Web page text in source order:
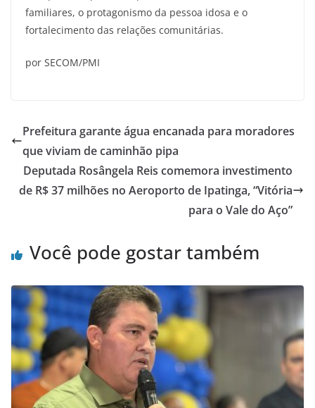
familiares, o protagonismo da pessoa idosa e o
fortalecimento das relações comunitárias.
por SECOM/PMI
Prefeitura garante água encanada para moradores
que viviam de caminhão pipa
Deputada Rosângela Reis comemora investimento
de R$ 37 milhões no Aeroporto de Ipatinga, “Vitória
para o Vale do Aço”
Você pode gostar também